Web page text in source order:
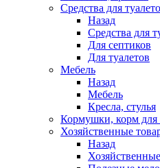
Средства для
Назад
Средства для
Для септиков
Для туалетов
Мебель
Назад
Мебель
Кресла, стулья
Кормушки, корм для
Хозяйственные
Назад